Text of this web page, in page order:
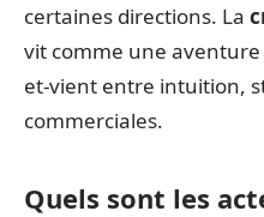
certaines directions. La
vit comme une
et-vient entre intuition,
commerciales.
Quels sont les